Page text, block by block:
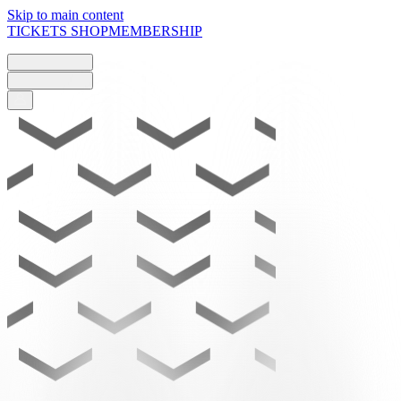
Skip to main content
TICKETS SHOPMEMBERSHIP